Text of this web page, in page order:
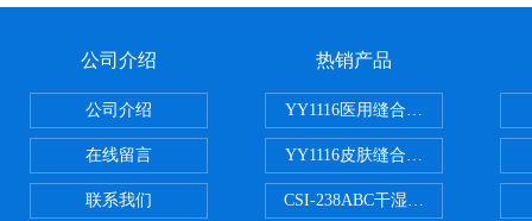
公司介绍
公司介绍
在线留言
联系我们
热销产品
YY1116医用缝合线线径试验仪
YY1116皮肤缝合线线径测量仪
CSI-238ABC干湿电动摩擦色牢度